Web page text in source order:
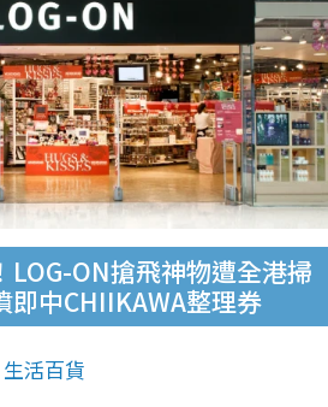
LOG-ON搶飛神物遭全港掃
即中CHIIKAWA整理券
生活百貨